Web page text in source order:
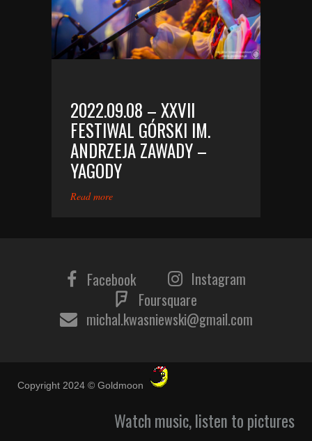
2022.09.08 – XXVII
FESTIWAL GÓRSKI IM.
ANDRZEJA ZAWADY –
YAGODY
Read more
Facebook
Instagram
Foursquare
michal.kwasniewski@gmail.com
Copyright 2024 © Goldmoon
Watch music, listen to pictures